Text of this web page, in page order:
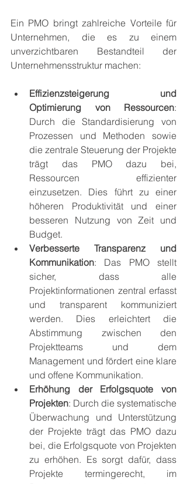
Ein PMO bringt zahlreiche Vorteile für
Unternehmen, die es zu einem
unverzichtbaren Bestandteil der
Unternehmensstruktur machen:
Effizienzsteigerung und
Optimierung von Ressourcen:
Durch die Standardisierung von
Prozessen und Methoden sowie
die zentrale Steuerung der Projekte
trägt das PMO dazu bei,
Ressourcen effizienter
einzusetzen. Dies führt zu einer
höheren Produktivität und einer
besseren Nutzung von Zeit und
Budget.
Verbesserte Transparenz und
Kommunikation: Das PMO stellt
sicher, dass alle
Projektinformationen zentral erfasst
und transparent kommuniziert
werden. Dies erleichtert die
Abstimmung zwischen den
Projektteams und dem
Management und fördert eine klare
und offene Kommunikation.
Erhöhung der Erfolgsquote von
Projekten: Durch die systematische
Überwachung und Unterstützung
der Projekte trägt das PMO dazu
bei, die Erfolgsquote von Projekten
zu erhöhen. Es sorgt dafür, dass
Projekte termingerecht, im